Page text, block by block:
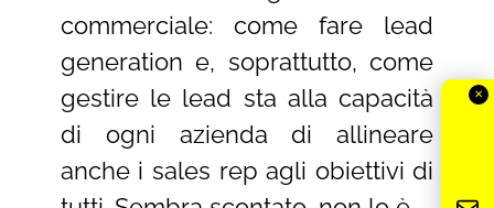
commerciale: come fare lead
generation e, soprattutto, come
gestire le lead sta alla capacità
di ogni azienda di allineare
anche i sales rep agli obiettivi di
✕
genera lead qualificati.